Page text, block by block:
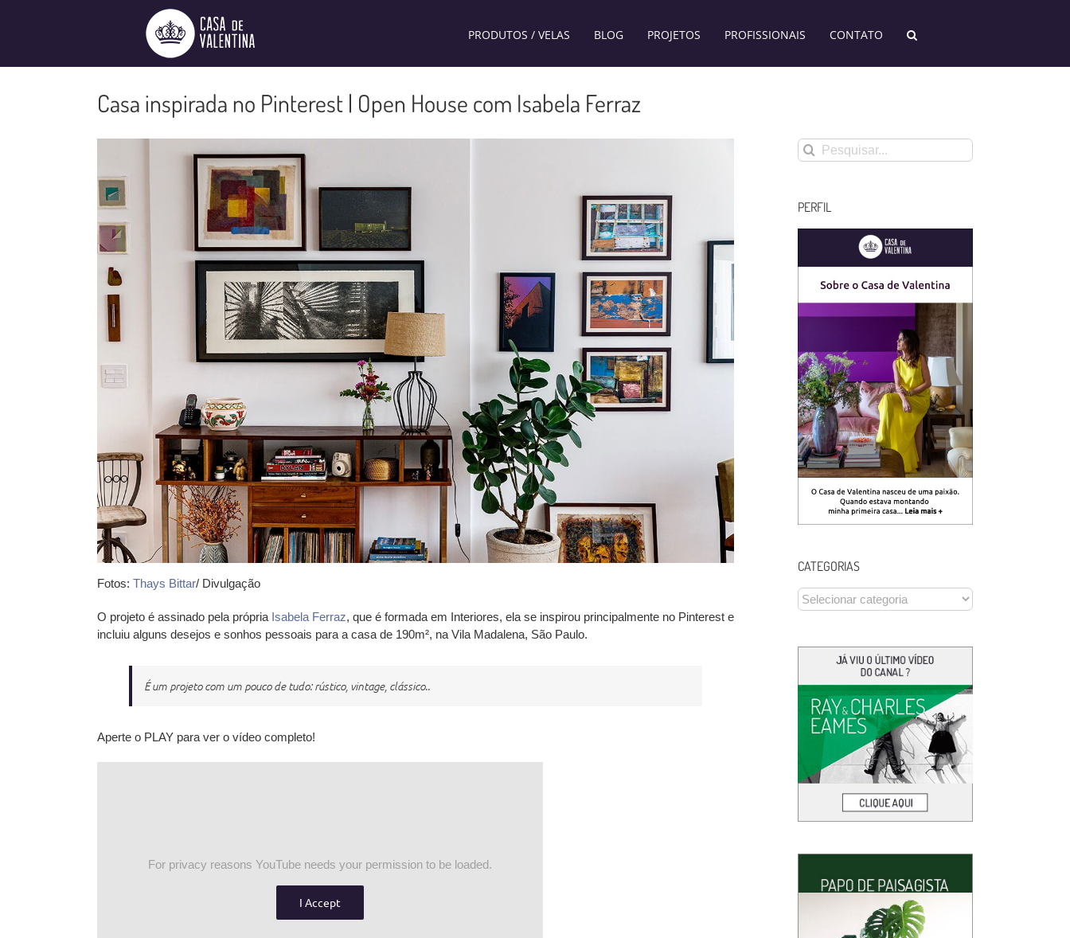
PRODUTOS / VELAS BLOG PROJETOS PROFISSIONAIS CONTATO
Casa inspirada no Pinterest | Open House com Isabela Ferraz
Fotos: Thays Bittar/ Divulgação
O projeto é assinado pela própria Isabela Ferraz, que é formada em Interiores, ela se inspirou principalmente no Pinterest e
incluiu alguns desejos e sonhos pessoais para a casa de 190m², na Vila Madalena, São Paulo.
É um projeto com um pouco de tudo: rústico, vintage, clássico..
Aperte o PLAY para ver o vídeo completo!
For privacy reasons YouTube needs your permission to be loaded.
I Accept
Buscar
resultados
PERFIL
CATEGORIAS
CATEGORIAS